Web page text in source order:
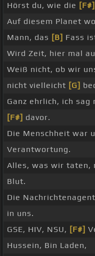
Hörst du, wie die [F#]
Auf diesem Planet
Mann, das [B] Fass
Wird Zeit, hier mal
Weiß nicht, ob wir
nicht vielleicht [G]
Ganz ehrlich, ich
[F#] davor.
Die Menschheit war
Verantwortung.
Alles, was wir taten,
Blut.
Die
in uns.
GSE, HIV, NSU, [F#]
Hussein, Bin Laden,